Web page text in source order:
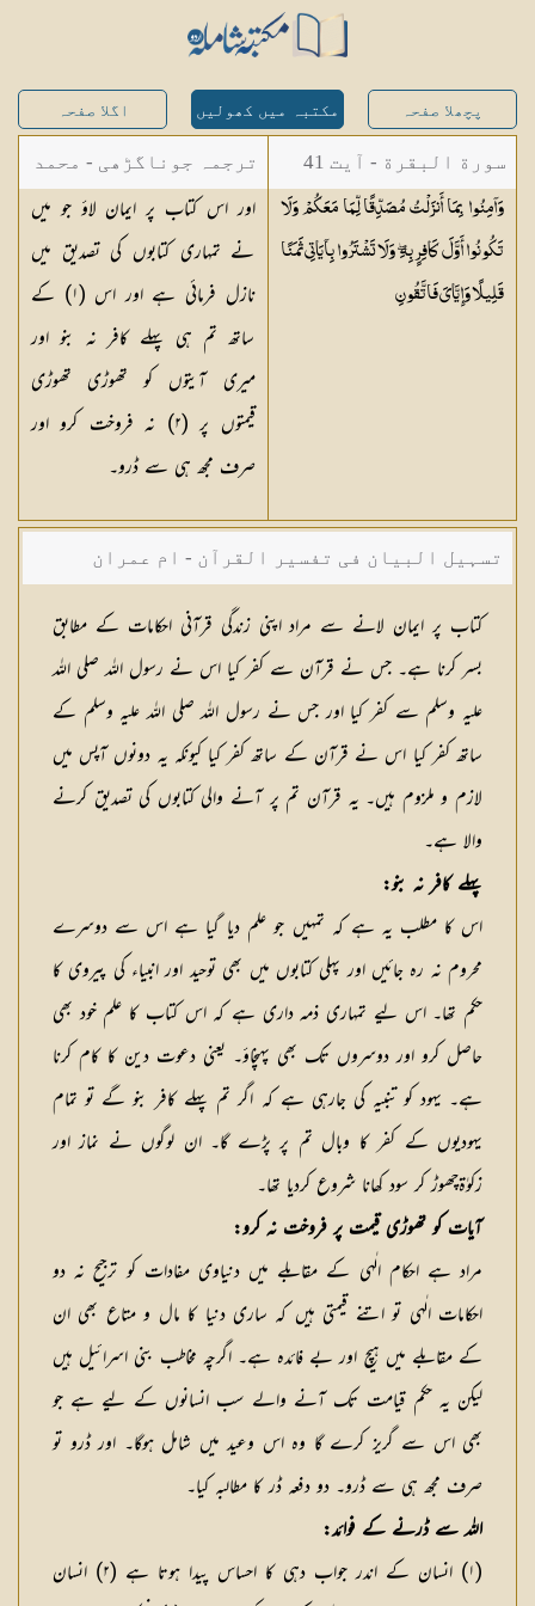
پچھلا صفحہ مکتبہ میں کھولیں اگلا صفحہ
سورة البقرة - آیت 41
وَآمِنُوا بِمَا أَنزَلْتُ مُصَدِّقًا لِّمَا مَعَكُمْ وَلَا
تَكُونُوا أَوَّلَ كَافِرٍ بِهِ ۖ وَلَا تَشْتَرُوا بِآيَاتِي ثَمَنًا
قَلِيلًا وَإِيَّايَفَاتَّقُونِ
ترجمہ جوناگڑھی - محمد
جونا گڑھی
اور اس کتاب پر ایمان لاؤ جو میں
نے تمہاری کتابوں کی تصدیق میں
نازل فرمائی ہے اور اس (١) کے
ساتھ تم ہی پہلے کافر نہ بنو اور
میری آیتوں کو تھوڑی تھوڑی
قیمتوں پر (٢) نہ فروخت کرو اور
صرف مجھ ہی سے ڈرو۔
تسہیل البیان فی تفسیر القرآن - ام عمران
شکیلہ بنت میاں فضل حسین
کتاب پر ایمان لانے سے مراد اپنی زندگی قرآنی احکامات کے مطابق
بسر کرنا ہے۔ جس نے قرآن سے کفر کیا اس نے رسول اللہ صلی اللہ
علیہ وسلم سے کفر کیا اور جس نے رسول اللہ صلی اللہ علیہ وسلم کے
ساتھ کفر کیا اس نے قرآن کے ساتھ کفر کیا کیونکہ یہ دونوں آپس میں
لازم و ملزوم ہیں۔ یہ قرآن تم پر آنے والی کتابوں کی تصدیق کرنے
والا ہے۔
پہلے کافر نہ بنو:
اس کا مطلب یہ ہے کہ تمہیں جو علم دیا گیا ہے اس سے دوسرے
محروم نہ رہ جائیں اور پہلی کتابوں میں بھی توحید اور انبیاء کی پیروی کا
حکم تھا۔ اس لیے تمہاری ذمہ داری ہے کہ اس کتاب کا علم خود بھی
حاصل کرو اور دوسروں تک بھی پہنچاؤ۔ یعنی دعوت دین کا کام کرنا
ہے۔ یہود کو تنبیہ کی جارہی ہے کہ اگر تم پہلے كافر بنو گے تو تمام
یہودیوں کے کفر کا وبال تم پر پڑے گا۔ ان لوگوں نے نماز اور
زکوٰۃچھوڑ کر سود کھانا شروع کردیا تھا۔
آیات کو تھوڑی قیمت پر فروخت نہ کرو:
مراد ہے احکام الٰہی کے مقابلے میں دنیاوی مفادات کو ترجیح نہ دو
احکامات الٰہی تو اتنے قیمتی ہیں کہ ساری دنیا کا مال و متاع بھی ان
کے مقابلے میں ہیچ اور بے فائدہ ہے۔ اگرچہ مخاطب بنی اسرائیل ہیں
لیکن یہ حکم قیامت تک آنے والے سب انسانوں کے لیے ہے جو
بھی اس سے گریز کرے گا وہ اس وعید میں شامل ہوگا۔ اور ڈرو تو
صرف مجھ ہی سے ڈرو۔ دو دفعہ ڈر کا مطالبہ کیا۔
اللہ سے ڈرنے كے فوائد:
(۱) انسان کے اندر جواب دہی کا احساس پیدا ہوتا ہے (۲) انسان